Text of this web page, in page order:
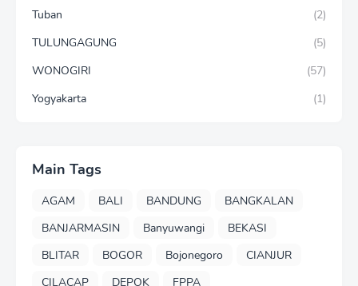
Tuban
(2)
TULUNGAGUNG
(5)
WONOGIRI
(57)
Yogyakarta
(1)
Main Tags
AGAM BALI BANDUNG
BANGKALAN
BANJARMASIN
Banyuwangi
BEKASI
BLITAR
BOGOR Bojonegoro
CIANJUR
CILACAP
DEPOK
FPPA